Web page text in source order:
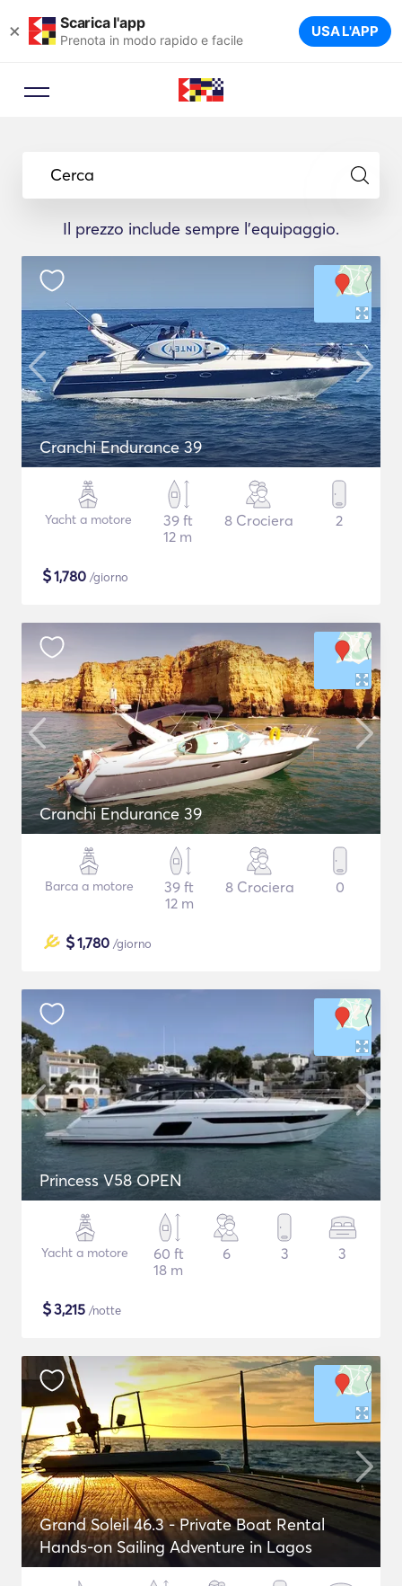
× Scarica l'app
Prenota in modo rapido e facile USA L'APP
Cerca
Il prezzo include sempre l'equipaggio.
Cranchi Endurance 39
Yacht a motore
39 ft
12 m
8 Crociera 2
$1,780 /giorno
Cranchi Endurance 39
Barca a motore
39 ft
12 m
8 Crociera 0
$1,780 /giorno
Princess V58 OPEN
Yacht a motore
60 ft
18 m
6 3 3
$3,215 /notte
Grand Soleil 46.3 - Private Boat Rental
Hands-on Sailing Adventure in Lagos